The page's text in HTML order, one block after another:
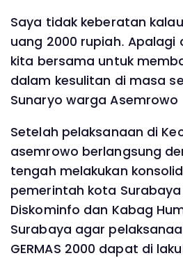
Saya tidak keberatan
uang 2000 rupiah. Apalagi
kita bersama untuk
dalam kesulitan di masa
Sunaryo warga Asemrowo
Setelah pelaksanaan di
asemrowo berlangsung
tengah melakukan
pemerintah kota
Diskominfo dan Kabag
Surabaya agar
GERMAS 2000 dapat di